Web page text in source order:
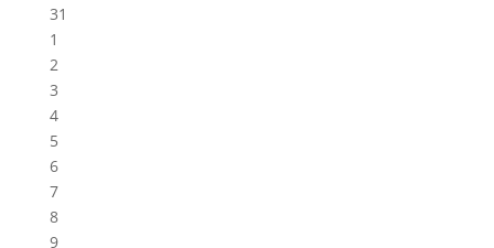
31
1
2
3
4
5
6
7
8
9